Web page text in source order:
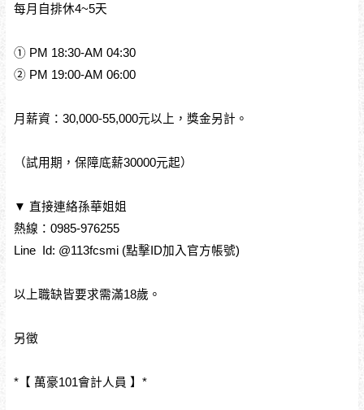
每月自排休4~5天
① PM 18:30-AM 04:30
② PM 19:00-AM 06:00
月薪資：30,000-55,000元以上，獎金另計。
（試用期，保障底薪30000元起）
▼ 直接連絡孫華姐姐
熱線：0985-976255
Line Id: @113fcsmi (點擊ID加入官方帳號)
以上職缺皆要求需滿18歲。
另徵
*【 萬豪101會計人員 】*